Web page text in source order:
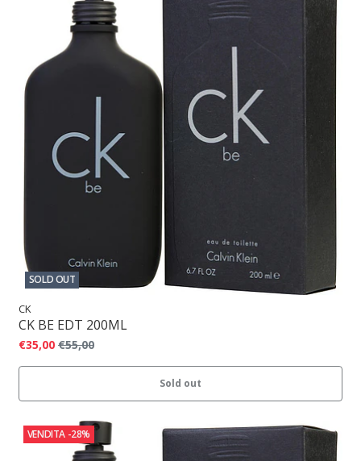
SOLD OUT
CK
CK BE EDT 200ML
€35,00 €55,00
Sold out
VENDITA -28%